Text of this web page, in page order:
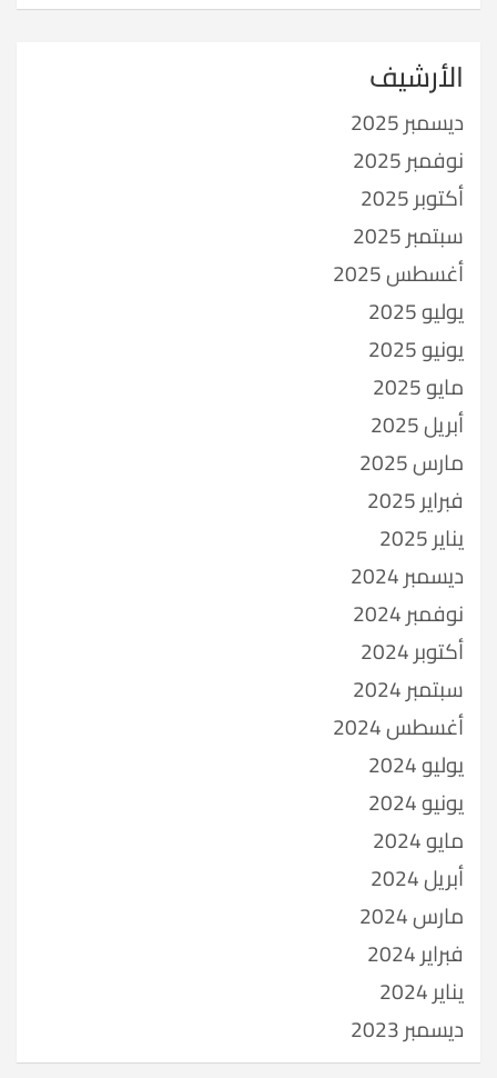
الأرشيف
ديسمبر 2025
نوفمبر 2025
أكتوبر 2025
سبتمبر 2025
أغسطس 2025
يوليو 2025
يونيو 2025
مايو 2025
أبريل 2025
مارس 2025
فبراير 2025
يناير 2025
ديسمبر 2024
نوفمبر 2024
أكتوبر 2024
سبتمبر 2024
أغسطس 2024
يوليو 2024
يونيو 2024
مايو 2024
أبريل 2024
مارس 2024
فبراير 2024
يناير 2024
ديسمبر 2023